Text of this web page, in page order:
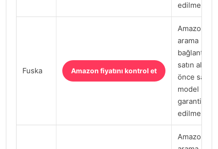
edilmeli.
Fuska Amazon fiyatını kontrol et
arama
bağlantısı;
satın
önce satıcı,
model
garanti
edilmeli.